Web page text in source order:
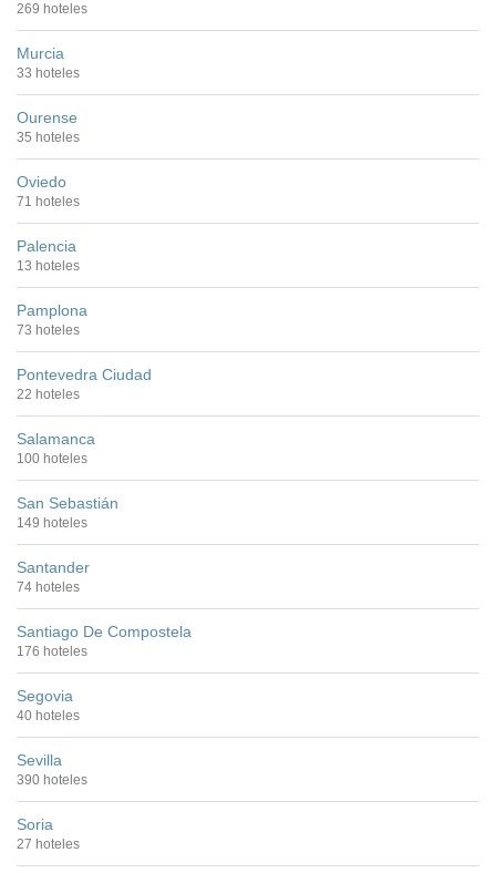
269 hoteles
Murcia
33 hoteles
Ourense
35 hoteles
Oviedo
71 hoteles
Palencia
13 hoteles
Pamplona
73 hoteles
Pontevedra Ciudad
22 hoteles
Salamanca
100 hoteles
San Sebastián
149 hoteles
Santander
74 hoteles
Santiago De Compostela
176 hoteles
Segovia
40 hoteles
Sevilla
390 hoteles
Soria
27 hoteles